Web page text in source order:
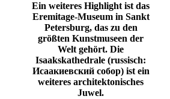
Ein weiteres Highlight ist das
Eremitage-Museumin Sankt
Petersburg, das zu den
größten Kunstmuseen der
Welt gehört. Die
Isaakskathedrale (russisch:
Исаакиевский собор) ist ein
weiteres architektonisches
Juwel.